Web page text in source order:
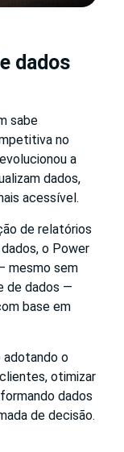
dados
sabe
no
a
dados,
acessível.
de relatórios
o Power
mesmo sem
de dados —
base em
o
otimizar
dados
de decisão.